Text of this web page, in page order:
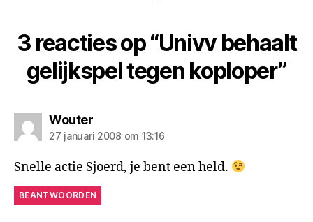
3 reacties op “Univv behaalt
gelijkspel tegen koploper”
Wouterzegt:
27 januari 2008 om 13:16
Snelle actie Sjoerd, je bent een held.
BEANTWOORDEN